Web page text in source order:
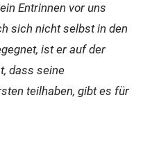
Entrinnen vor uns
sich nicht selbst in den
ist er auf der
dass seine
teilhaben, gibt es für